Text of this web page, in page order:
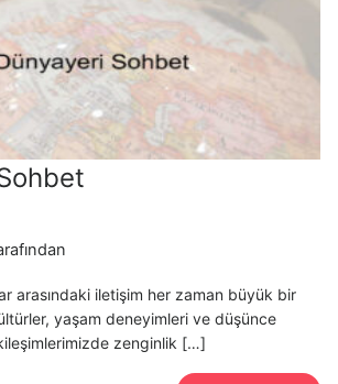
arasındaki iletişim her zaman büyük bir
yaşam deneyimleri ve düşünce
zenginlik […]